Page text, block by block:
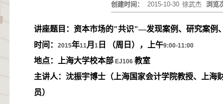
学院视频
历任领导
创建时间：2015-10-30 徐武杰 浏览
讲座题目：资本市场的"共识"—发现案例、研究案例
时间：
2015年11月 1 日 （周日）， 上午9:00-11:00
地点： 上海大学校本部 EJ106 教室
主讲人： 沈振宇博士 （上海国家会计学院教授、上
员）